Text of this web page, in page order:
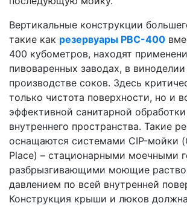
Вертикальные конструкции
такие как резервуары РВС-400
400 кубометров, находят
пивоваренных заводах, в
производстве соков. Здесь
только чистота поверхности, но и
эффективной санитарной обработки
внутреннего пространства. Такие
оснащаются системами CIP-мойки
Place) – стационарными моечными
разбрызгивающими моющие
давлением по всей внутренней
Конструкция крыши и люков